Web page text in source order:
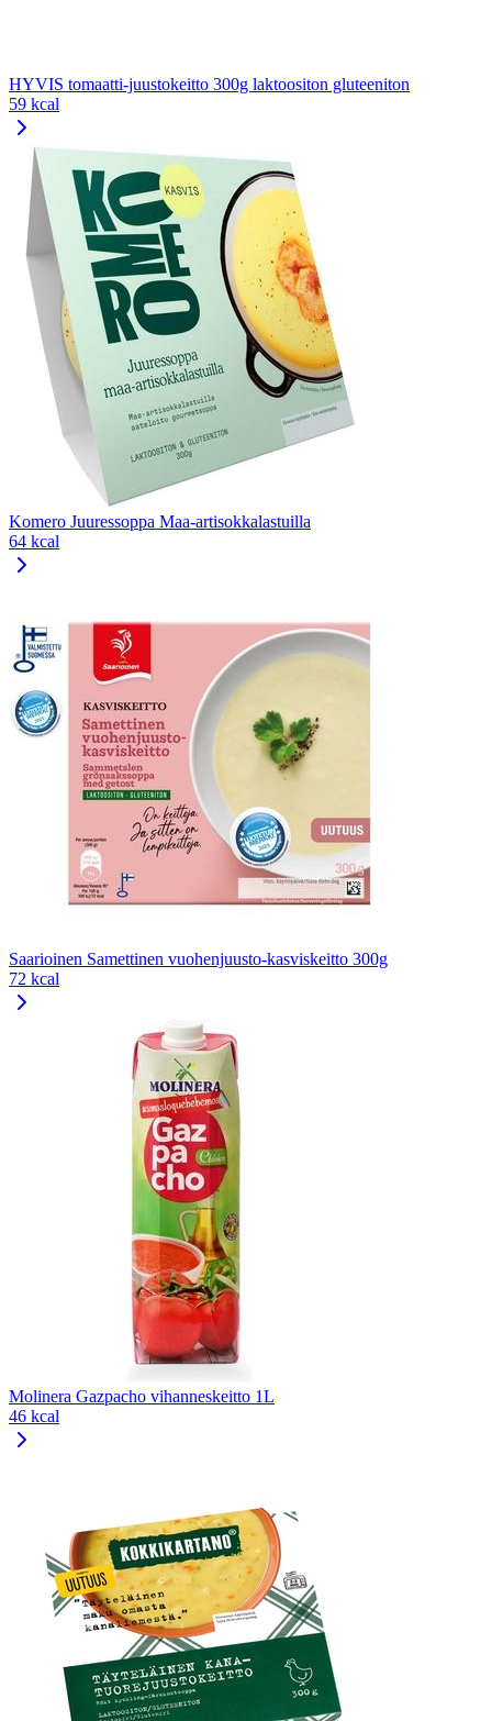
HYVIS tomaatti-juustokeitto 300g laktoositon gluteeniton
59 kcal
Komero Juuressoppa Maa-artisokkalastuilla
64 kcal
Saarioinen Samettinen vuohenjuusto-kasviskeitto 300g
72 kcal
Molinera Gazpacho vihanneskeitto 1L
46 kcal